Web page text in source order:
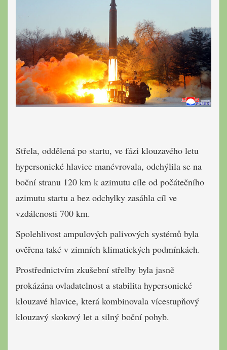
Střela, oddělená po startu, ve fázi klouzavého letu
hypersonické hlavice manévrovala, odchýlila se na
boční stranu 120 km k azimutu cíle od počátečního
azimutu startu a bez odchylky zasáhla cíl ve
vzdálenosti 700 km.
Spolehlivost ampulových palivových systémů byla
ověřena také v zimních klimatických podmínkách.
Prostřednictvím zkušební střelby byla jasně
prokázána ovladatelnost a stabilita hypersonické
klouzavé hlavice, která kombinovala vícestupňový
klouzavý skokový let a silný boční pohyb.